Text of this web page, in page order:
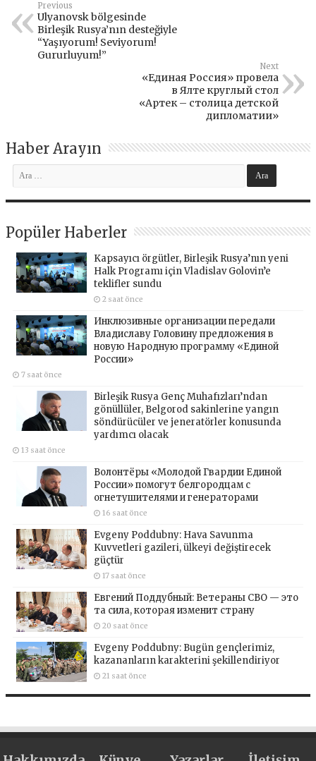
Previous
Ulyanovsk bölgesinde
Birleşik Rusya’nın desteğiyle
“Yaşıyorum! Seviyorum!
Gururluyum!”
Next
«Единая Россия» провела
в Ялте круглый стол
«Артек – столица детской
дипломатии»
Haber Arayın
Popüler Haberler
Kapsayıcı örgütler, Birleşik Rusya’nın yeni
Halk Programı için Vladislav Golovin’e
teklifler sundu
2 saat önce
Инклюзивные организации передали
Владиславу Головину предложения в
новую Народную программу «Единой
России»
7 saat önce
Birleşik Rusya Genç Muhafızları’ndan
gönüllüler, Belgorod sakinlerine yangın
söndürücüler ve jeneratörler konusunda
yardımcı olacak
13 saat önce
Волонтёры «Молодой Гвардии Единой
России» помогут белгородцам с
огнетушителями и генераторами
16 saat önce
Evgeny Poddubny: Hava Savunma
Kuvvetleri gazileri, ülkeyi değiştirecek
güçtür
17 saat önce
Евгений Поддубный: Ветераны СВО — это
та сила, которая изменит страну
20 saat önce
Evgeny Poddubny: Bugün gençlerimiz,
kazananların karakterini şekillendiriyor
21 saat önce